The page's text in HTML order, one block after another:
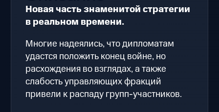
Новая часть знаменитой стратегии
в реальном времени.
Многие надеялись, что дипломатам
удастся положить конец войне, но
расхождения во взглядах, а также
слабость управляющих фракций
привели к распаду групп-участников.